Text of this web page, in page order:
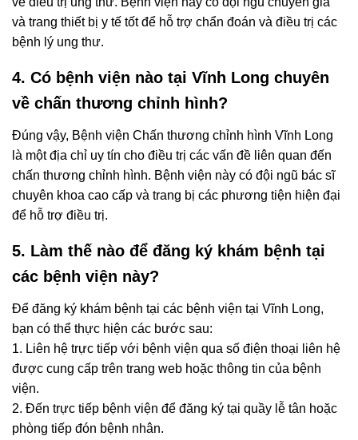
và trang thiết bị y tế tốt để hỗ trợ chẩn đoán và điều trị các
bệnh lý ung thư.
4. Có bệnh viện nào tại Vĩnh Long chuyên
về chấn thương chỉnh hình?
Đúng vậy, Bệnh viện Chấn thương chỉnh hình Vĩnh Long
là một địa chỉ uy tín cho điều trị các vấn đề liên quan đến
chấn thương chỉnh hình. Bệnh viện này có đội ngũ bác sĩ
chuyên khoa cao cấp và trang bị các phương tiện hiện đại
để hỗ trợ điều trị.
5. Làm thế nào để đăng ký khám bệnh tại
các bệnh viện này?
Để đăng ký khám bệnh tại các bệnh viện tại Vĩnh Long,
bạn có thể thực hiện các bước sau:
1. Liên hệ trực tiếp với bệnh viện qua số điện thoại liên hệ
được cung cấp trên trang web hoặc thông tin của bệnh
viện.
2. Đến trực tiếp bệnh viện để đăng ký tại quầy lễ tân hoặc
phòng tiếp đón bệnh nhân.